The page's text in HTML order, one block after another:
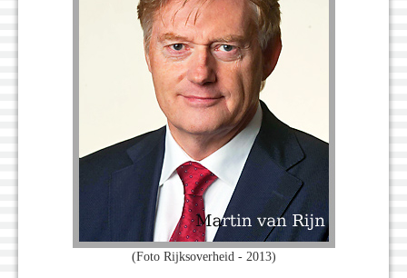
(Foto Rijksoverheid - 2013)